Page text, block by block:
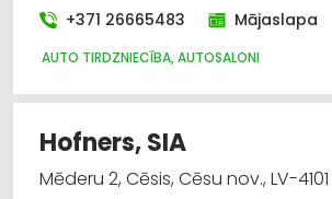
+371 26665483 Mājaslapa
AUTO TIRDZNIECĪBA, AUTOSALONI
Hofners, SIA
Mēderu 2, Cēsis, Cēsu nov., LV-4101